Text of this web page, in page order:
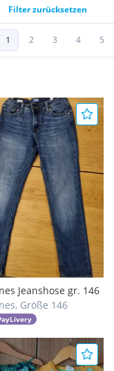
Filter zurücksetzen
1 2 3 4 5
Jeanshose gr. 146
Größe 146